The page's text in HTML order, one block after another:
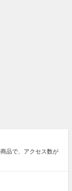
品で、アクセス数が